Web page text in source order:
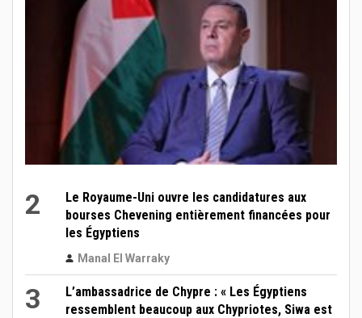
2
Le Royaume-Uni ouvre les candidatures aux
bourses Chevening entièrement financées pour
les Égyptiens
Manal El Warraky
3
L’ambassadrice de Chypre : « Les Égyptiens
ressemblent beaucoup aux Chypriotes, Siwa est